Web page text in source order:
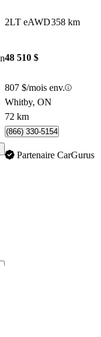
2LT eAWD358 km
48 510 $
807 $/mois env.
Whitby, ON
72 km
(866) 330-5154
Partenaire CarGurus
cette annonce